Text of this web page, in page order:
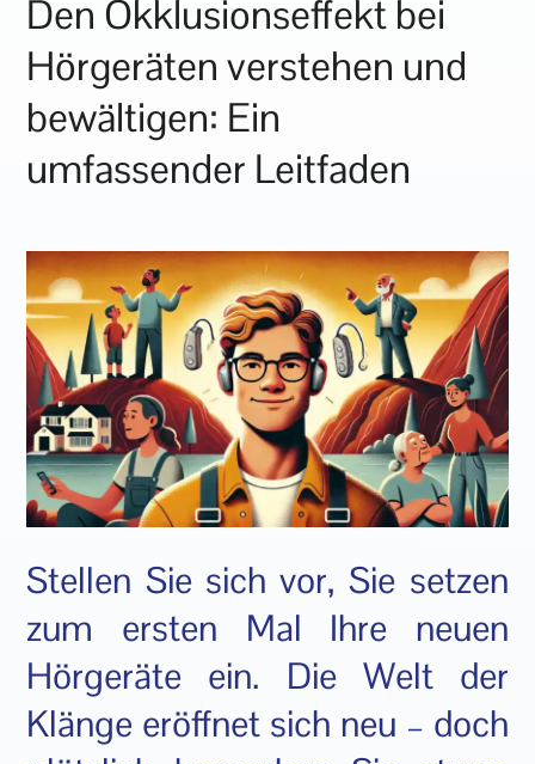
Den Okklusionseffekt bei
Hörgeräten verstehen und
bewältigen: Ein
umfassender Leitfaden
Stellen Sie sich vor, Sie setzen
zum ersten Mal Ihre neuen
Hörgeräte ein. Die Welt der
Klänge eröffnet sich neu – doch